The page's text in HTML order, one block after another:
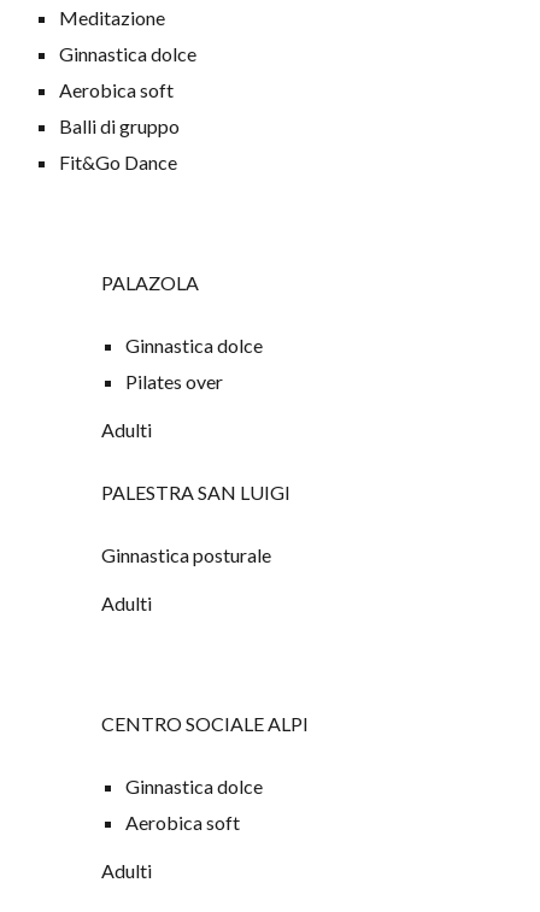
Meditazione
Ginnastica dolce
Aerobica soft
Balli di gruppo
Fit&Go Dance
PALAZOLA
Ginnastica dolce
Pilates over
Adulti
PALESTRA SAN LUIGI
Ginnastica posturale
Adulti
CENTRO SOCIALE ALPI
Ginnastica dolce
Aerobica soft
Adulti